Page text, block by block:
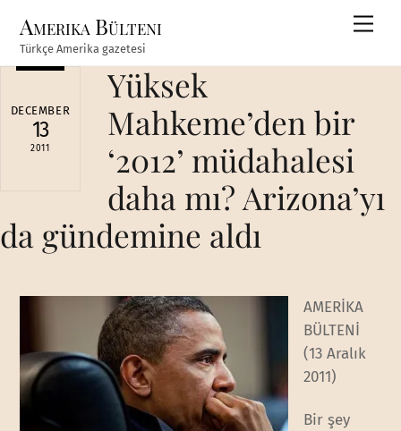
content
Amerika Bülteni
Türkçe Amerika gazetesi
DECEMBER
13
2011
Yüksek
Mahkeme’den bir
‘2012’ müdahalesi
daha mı? Arizona’yı
da gündemine aldı
AMERİKA
BÜLTENİ
(13 Aralık
2011)
Bir şey